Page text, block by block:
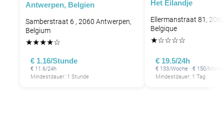
P
Antwerpen, Belgien
Samberstraat 6 , 2060 Antwerpen,
Belgium
★★★★☆
€ 1.16/Stunde
€ 11.6/24h
Mindestdauer: 1 Stunde
Het Eilandje
Ellermanstraat 81,
Belgique
★☆☆☆☆
€ 19.5/24h
€ 133/Woche · € 150/Monat
Mindestdauer: 1 Tag